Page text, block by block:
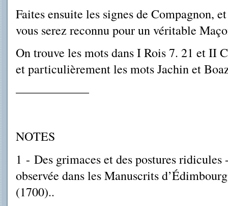
Faites ensuite les signes de Compagnon,
vous serez reconnu pour un véritable
On trouve les mots dans I Rois 7. 21 et II
et particulièrement les mots Jachin et
––––––––––––
NOTES
1 - Des grimaces et des postures
observée dans les Manuscrits
(1700)..